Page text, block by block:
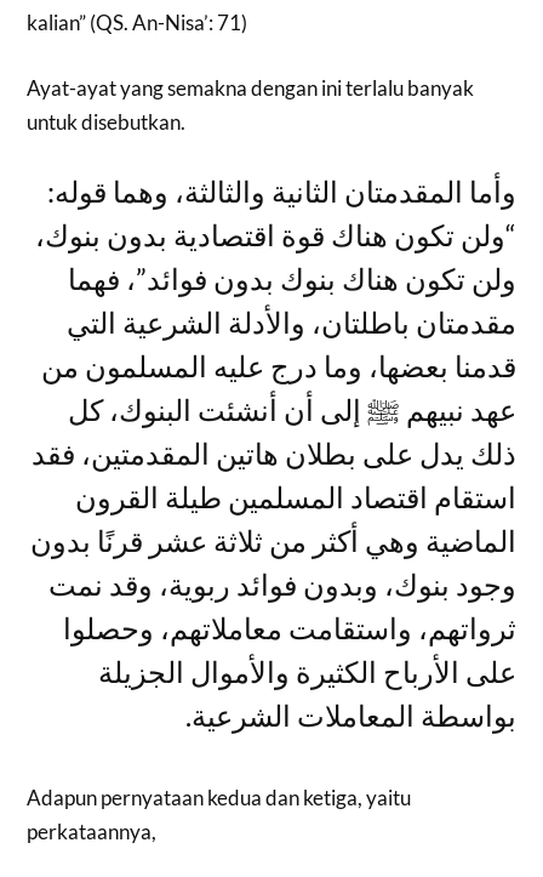
kalian” (QS. An-Nisa’: 71)
Ayat-ayat yang semakna dengan ini terlalu banyak
untuk disebutkan.
وأما المقدمتان الثانية والثالثة، وهما قوله:
“ولن تكون هناك قوة اقتصادية بدون بنوك،
ولن تكون هناك بنوك بدون فوائد”، فهما
مقدمتان باطلتان، والأدلة الشرعية التي
قدمنا بعضها، وما درج عليه المسلمون من
عهد نبيهم ﷺ إلى أن أنشئت البنوك، كل
ذلك يدل على بطلان هاتين المقدمتين، فقد
استقام اقتصاد المسلمين طيلة القرون
الماضية وهي أكثر من ثلاثة عشر قرنًا بدون
وجود بنوك، وبدون فوائد ربوية، وقد نمت
ثرواتهم، واستقامت معاملاتهم، وحصلوا
على الأرباح الكثيرة والأموال الجزيلة
بواسطة المعاملات الشرعية.
Adapun pernyataan kedua dan ketiga, yaitu
perkataannya,